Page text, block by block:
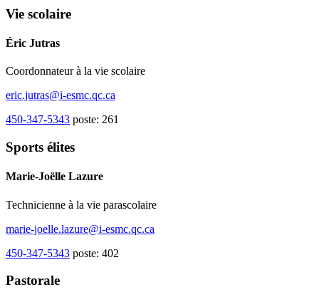
Vie scolaire
Éric Jutras
Coordonnateur à la vie scolaire
eric.jutras@i-esmc.qc.ca
450-347-5343 poste: 261
Sports élites
Marie-Joëlle Lazure
Technicienne à la vie parascolaire
marie-joelle.lazure@i-esmc.qc.ca
450-347-5343 poste: 402
Pastorale